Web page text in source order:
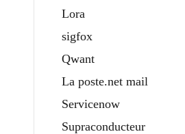
Lora
sigfox
Qwant
La poste.net mail
Servicenow
Supraconducteur